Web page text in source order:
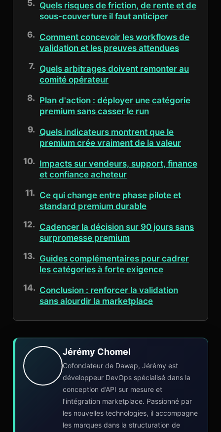
Quels risques de friction, de rente et de
sous-couverture il faut anticiper
Comment concevoir les workflows de
validation et les preuves attendues
Quels arbitrages doivent remonter au
comité opérateur
Plan d'action : déployer une catégorie
premium sans casser le run
Quels indicateurs montrent que le
premium crée vraiment de la valeur
Impacts sur vendeurs, support, finance
et confiance acheteur
Ce qui change entre phase pilote et
standard premium durable
Cadencer la décision sur 90 jours sans
surpromesse premium
Guides complémentaires pour cadrer
les catégories à forte exigence
Conclusion : renforcer la validation
sans alourdir la marketplace
Jérémy Chomel
Cofondateur de Dawap, Jérémy est
développeur DevOps spécialisé dans la
conception d’API sur mesure et
l’intégration marketplace. Passionné par
les nouvelles technologies, il accompagne
les marques dans la structuration de